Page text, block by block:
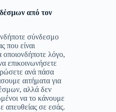
από τον
σύνδεσμο
που είναι
οποιονδήποτε λόγο,
επικοινωνήσετε
ανά πάσα
αιτήματα για
αλλά δεν
να το κάνουμε
απευθείας σε εσάς.